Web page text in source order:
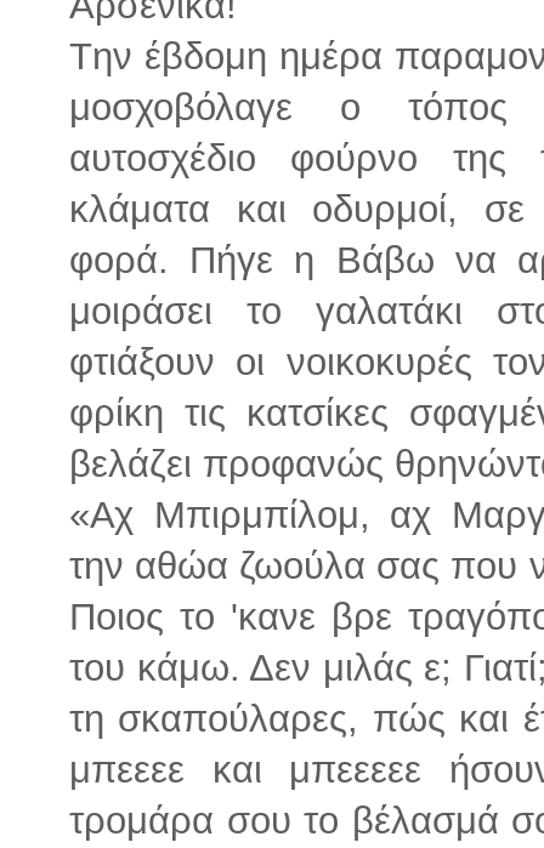
Tην έβδομη ημέρα
μοσχοβόλαγε ο τόπος
αυτοσχέδιο φούρνο της
κλάματα και οδυρμοί, σε
φορά. Πήγε η Βάβω να
μοιράσει το γαλατάκι
φτιάξουν οι νοικοκυρές
φρίκη τις κατσίκες
βελάζει προφανώς
«Αχ Μπιρμπίλομ, αχ
την αθώα ζωούλα σας που
Ποιος το 'κανε βρε
του κάμω. Δεν μιλάς ε;
τη σκαπούλαρες, πώς και
μπεεεε και μπεεεεε
τρομάρα σου το βέλασμά